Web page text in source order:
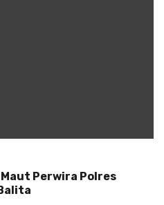
Perwira Polres